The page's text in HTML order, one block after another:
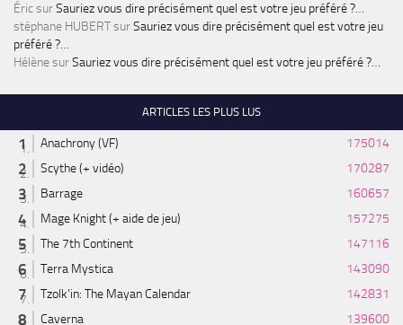
ÉricsurSauriez vous dire précisément quel est votre jeu préféré ?…
stéphane HUBERTsurSauriez vous dire précisément quel est votre jeu
préféré ?…
HélènesurSauriez vous dire précisément quel est votre jeu préféré ?…
ARTICLES LES PLUS LUS
Anachrony (VF)
175014
Scythe (+ vidéo)
170287
Barrage
160657
Mage Knight (+ aide de jeu)
157275
The 7th Continent
147116
Terra Mystica
143090
Tzolk'in: The Mayan Calendar
142831
Caverna
139600